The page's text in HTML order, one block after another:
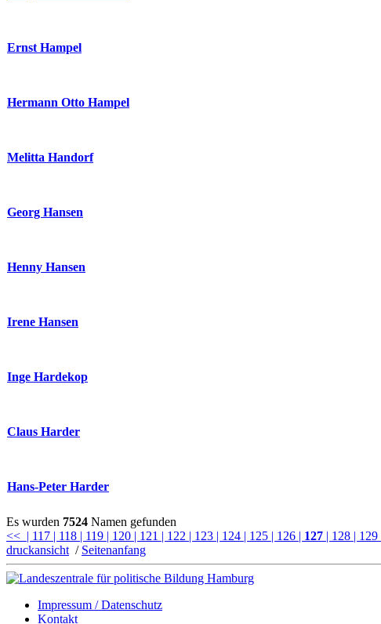
Ernst Hampel
Hermann Otto Hampel
Melitta Handorf
Georg Hansen
Henny Hansen
Irene Hansen
Inge Hardekop
Claus Harder
Hans-Peter Harder
Es wurden 7524 Namen gefunden
<< | 117 | 118 | 119 | 120 | 121 | 122 | 123 | 124 | 125 | 126 | 127 | 128 | 129
druckansicht / Seitenanfang
Impressum / Datenschutz
Kontakt